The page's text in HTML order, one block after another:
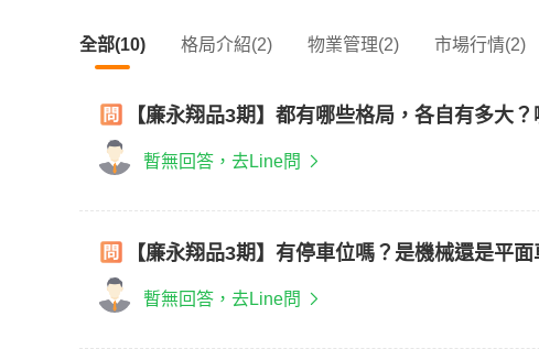
全部(10) 格局介紹(2) 物業管理(2) 市場行情(2)
【廉永翔品3期】都有哪些格局，各自有多大
暫無回答，去Line問
【廉永翔品3期】有停車位嗎？是機械還是平
暫無回答，去Line問